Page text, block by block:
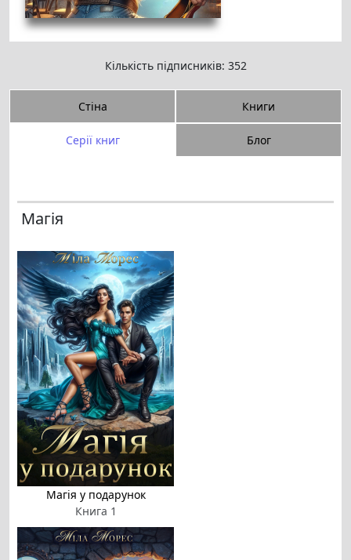
Кількість підписників: 352
Стіна Книги
Серії книг Блог
Магія
Магія у подарунок
Книга 1